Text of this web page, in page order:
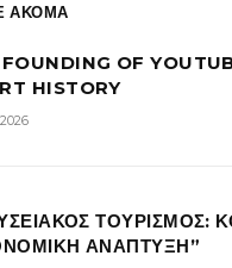
ΑΚΟΜΑ
OF
HISTORY
ΤΟΥΡΙΣΜΟΣ:
ΑΝΑΠΤΥΞΗ”